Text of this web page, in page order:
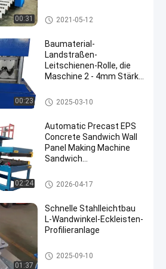
00:31
bildet
Maschine zur Verformung von
Rollen auf der Straße
2021-05-12
00:23
Baumaterial-
Landstraßen-
Leitschienen-Rolle, die
Maschine 2 - 4mm Stärke
Maschine zur Verformung von
Rollen auf der Straße
2025-03-10
02:24
Automatic Precast EPS
Concrete Sandwich Wall
Panel Making Machine
Sandwich
Sandwich-Panel-Rollformmas
chine
2026-04-17
01:37
Schnelle Stahlleichtbau
L-Wandwinkel-Eckleisten-
Profilieranlage
Ständer- und Schienen-Profilier
walzmaschine
2025-09-10